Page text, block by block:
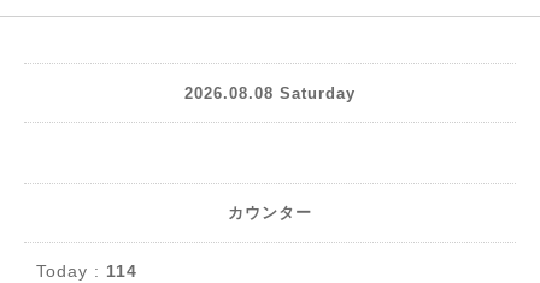
2026.08.08 Saturday
カウンター
Today : 114